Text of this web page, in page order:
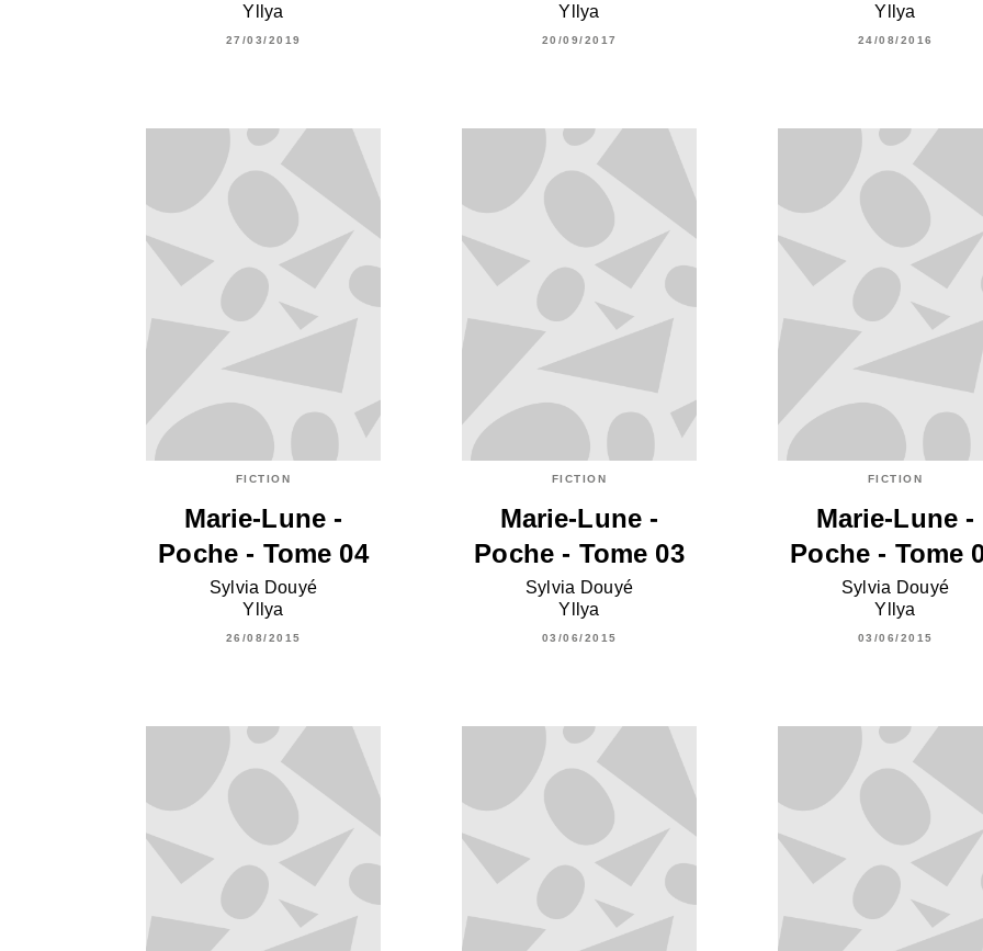
Yllya
27/03/2019
Yllya
20/09/2017
Yllya
24/08/2016
FICTION
Marie-Lune -
Poche - Tome 04
Sylvia Douyé
Yllya
26/08/2015
FICTION
Marie-Lune -
Poche - Tome 03
Sylvia Douyé
Yllya
03/06/2015
FICTION
Marie-Lune -
Poche - Tome
Sylvia Douyé
Yllya
03/06/2015